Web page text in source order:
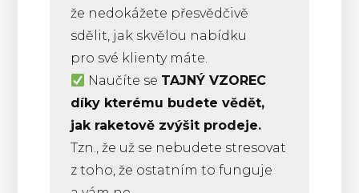
že nedokážete přesvědčivě
sdělit, jak skvělou nabídku
pro své klienty máte.
Naučíte se TAJNÝ VZOREC
díky kterému budete vědět,
jak raketově zvýšit prodeje.
Tzn., že už se nebudete stresovat
z toho, že ostatním to funguje